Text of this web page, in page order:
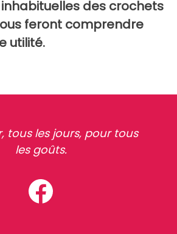
des crochets
feront comprendre
utilité.
tous les jours, pour tous
les goûts.